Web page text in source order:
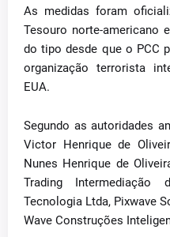
As medidas foram
Tesouro norte-americano
do tipo desde que o PCC
organização terrorista
EUA.
Segundo as autoridades
Victor Henrique de
Nunes Henrique de
Trading
Tecnologia Ltda, Pixwave
Wave Construções